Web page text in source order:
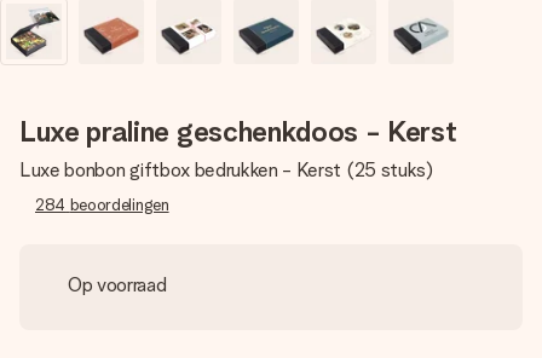
Luxe praline geschenkdoos - Kerst
Luxe bonbon giftbox bedrukken - Kerst (25 stuks)
284 beoordelingen
Op voorraad